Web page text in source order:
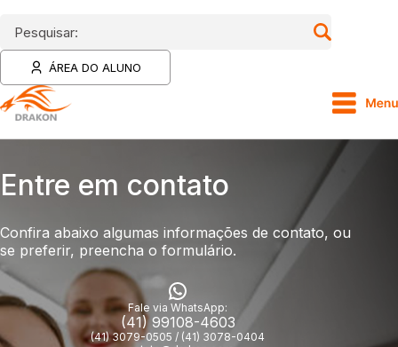
Pesquisar:
ÁREA DO ALUNO
Entre em contato
Confira abaixo algumas informações de contato, ou
se preferir, preencha o formulário.
Fale via WhatsApp:
(41) 99108-4603
(41) 3079-0505 / (41) 3078-0404